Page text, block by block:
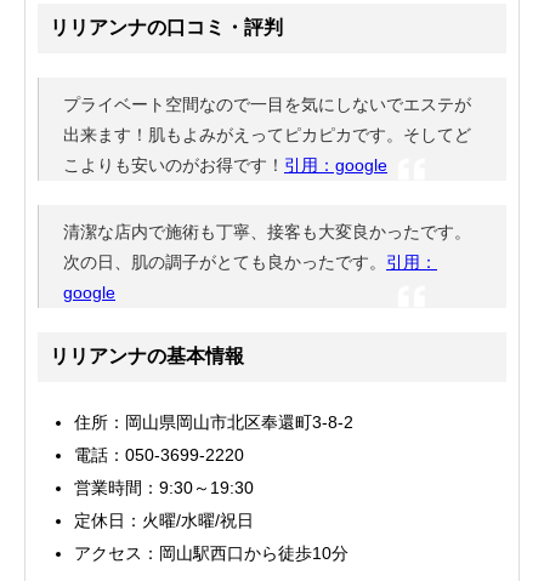
リリアンナの口コミ・評判
プライベート空間なので一目を気にしないでエステが
出来ます！肌もよみがえってピカピカです。そしてど
こよりも安いのがお得です！ 引用：google
清潔な店内で施術も丁寧、接客も大変良かったです。
次の日、肌の調子がとても良かったです。 引用：
google
リリアンナの基本情報
住所：岡山県岡山市北区奉還町3-8-2
電話：050-3699-2220
営業時間：9:30～19:30
定休日：火曜/水曜/祝日
アクセス：岡山駅西口から徒歩10分